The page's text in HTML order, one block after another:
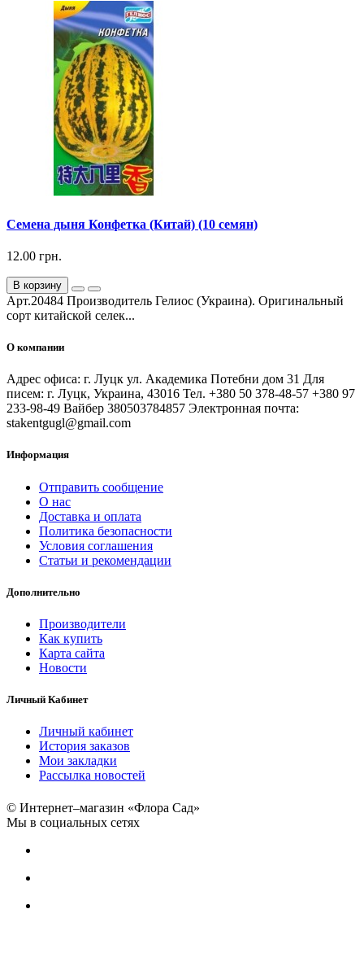
Семена дыня Конфетка (Китай) (10 семян)
12.00 грн.
В корзину
Арт.20484 Производитель Гелиос (Украина). Оригинальный
сорт китайской селек...
О компании
Адрес офиса: г. Луцк ул. Академика Потебни дом 31 Для
писем: г. Луцк, Украина, 43016 Тел. +380 50 378-48-57 +380 97
233-98-49 Вайбер 380503784857 Электронная почта:
stakentgugl@gmail.com
Информация
Отправить сообщение
О нас
Доставка и оплата
Политика безопасности
Условия соглашения
Статьи и рекомендации
Дополнительно
Производители
Как купить
Карта сайта
Новости
Личный Кабинет
Личный кабинет
История заказов
Мои закладки
Рассылка новостей
© Интернет–магазин «Флора Сад»
Мы в социальных сетях